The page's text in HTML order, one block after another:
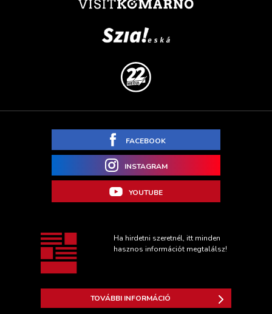
FACEBOOK
INSTAGRAM
YOUTUBE
Ha hirdetni szeretnél, itt minden
hasznos információt megtalálsz!
TOVÁBBI INFORMÁCIÓ